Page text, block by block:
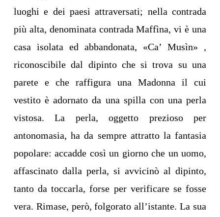
luoghi e dei paesi attraversati; nella contrada
più alta, denominata contrada Maffìna, vi è una
casa isolata ed abbandonata, «Ca’ Musìn» ,
riconoscibile dal dipinto che si trova su una
parete e che raffigura una Madonna il cui
vestito è adornato da una spilla con una perla
vistosa. La perla, oggetto prezioso per
antonomasia, ha da sempre attratto la fantasia
popolare: accadde così un giorno che un uomo,
affascinato dalla perla, si avvicinò al dipinto,
tanto da toccarla, forse per verificare se fosse
vera. Rimase, però, folgorato all’istante. La sua